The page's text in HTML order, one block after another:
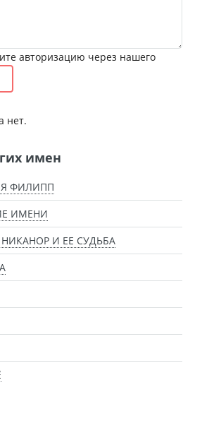
авторизацию через нашего
нет.
имен
ФИЛИПП
ИМЕНИ
И ЕЕ СУДЬБА